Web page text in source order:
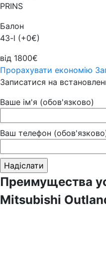
PRINS
Балон
43-l (+0€)
від 1800€
Прорахувати економію
Записатися на
Ваше ім'я (обов'язково)
Ваш телефон
Преимущества
Mitsubishi